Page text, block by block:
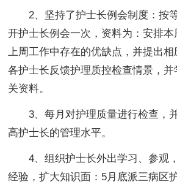
2、坚持了护士长例会制度：按
开护士长例会一次，资料为：安排
上周工作中存在的优缺点，并提出
各护士长反馈护理质控检查情景，
关资料。
3、每月对护理质量进行检查，
高护士长的管理水平。
4、组织护士长外出学习、参观
经验，扩大知识面：5月底派三病区